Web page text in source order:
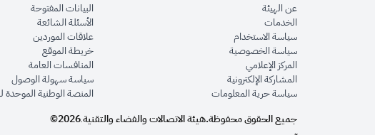
عن الهيئةopens in new window
الخدماتopens in new window
سياسة الاستخدام
سياسة الخصوصيةopens in new window
المركز الإعلاميopens in new window
المشاركة الإلكترونيةopens in new window
سياسة حرية المعلوماتopens in new window
البيانات المفتوحة
الأسئلة الشائعةwindow
علاقات الموردين
خريطة الموقعwindow
المنافسات العامة
سياسة سهولة الوصول
المنصة الوطنية
جميع الحقوق محفوظة.هيئة الاتصالات والفضاء والتقنية.
2026©